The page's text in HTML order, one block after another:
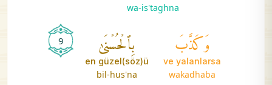
wa-is'taghna
وَكَذَّبَ
ve yalanlarsa
wakadhaba
بِٱلۡحُسۡنَىٰ
en güzel(söz)ü
bil-hus'na
9